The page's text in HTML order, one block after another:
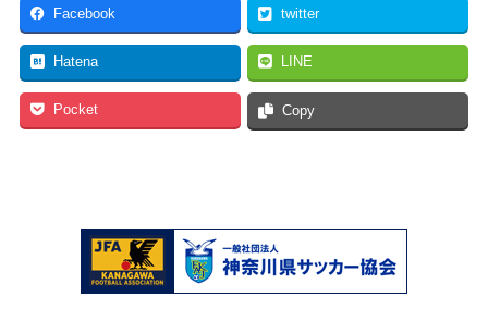
Facebook twitter
Hatena LINE
Pocket Copy